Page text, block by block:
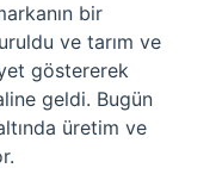
bir
ve tarım ve
göstererek
geldi. Bugün
üretim ve